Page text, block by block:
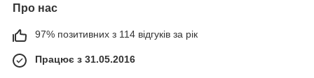
Про нас
97% позитивних з 114 відгуків за рік
Працює з 31.05.2016